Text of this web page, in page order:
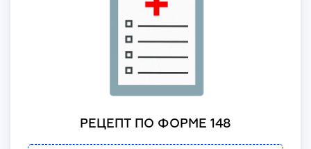
РЕЦЕПТ ПО ФОРМЕ 148